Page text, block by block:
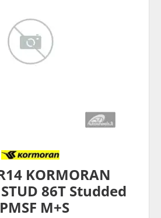
KORMORAN
STUD 86T Studded
M+S